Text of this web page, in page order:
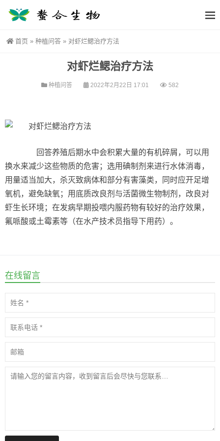
首页 » 种植问答 » 对虾烂鳃治疗方法
对虾烂鳃治疗方法
种植问答 2022年2月22日 17:01 582
回答养殖后期水中会积累大量的有机碎屑，可以用
换水来减少这些物质的危害；选用碘制剂来进行水体消毒，
用量适当加大，杀灭致病体和部分有害藻类，同时应开足增
氧机，避免缺氧；用底质改良剂与活菌微生物制剂，改良对
虾生长环境；在发病早期投喂内服药物有较好的治疗效果，
氟哌酸或土霉素等（在水产技术员指导下用药）。
在线留言